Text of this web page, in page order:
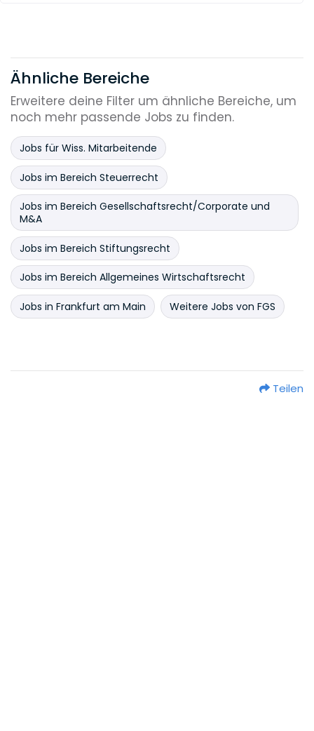
Ähnliche Bereiche
Erweitere deine Filter um ähnliche Bereiche, um
noch mehr passende Jobs zu finden.
Jobs für Wiss. Mitarbeitende
Jobs im Bereich Steuerrecht
Jobs im Bereich Gesellschaftsrecht/Corporate und
M&A
Jobs im Bereich Stiftungsrecht
Jobs im Bereich Allgemeines Wirtschaftsrecht
Jobs in Frankfurt am Main Weitere Jobs von FGS
Teilen